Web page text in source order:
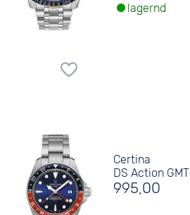
lagernd
Certina
DS Action GMT
995,00